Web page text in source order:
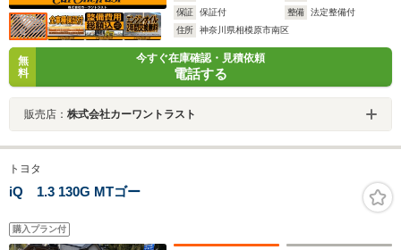
保証
保証付 整備
法定整備付
住所
神奈川県相模原市南区
無
料
今すぐ在庫確認・見積依頼
電話する
販売店： 株式会社カーワントラスト
トヨタ
iQ 1.3 130G MTゴー
購入プラン付